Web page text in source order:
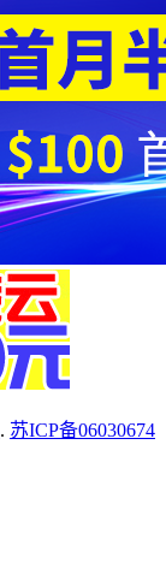
. 苏ICP备06030674